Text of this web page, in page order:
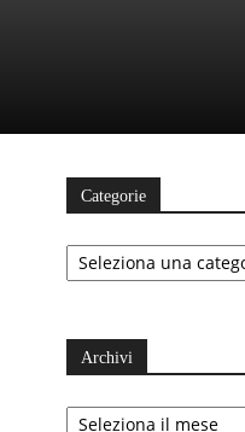
Categorie
Categorie
Archivi
Archivi